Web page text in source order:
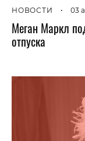
НОВОСТИ • 03
Меган Маркл
отпуска